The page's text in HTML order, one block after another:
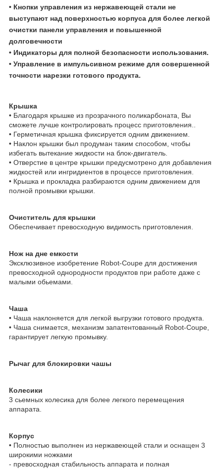
• Кнопки управления из нержавеющей стали не
выступают над поверхностью корпуса для более легкой
очистки панели управления и повышенной
долговечности
• Индикаторы для полной безопасности использования.
• Управление в импульсивном режиме для совершенной
точности нарезки готового продукта.
Крышка
• Благодаря крышке из прозрачного поликарбоната, Вы
сможете лучше контролировать процесс приготовления..
• Герметичная крышка фиксируется одним движением.
• Наклон крышки был продуман таким способом, чтобы
избегать вытекание жидкости на блок-двигатель.
• Отверстие в центре крышки предусмотрено для добавления
жидкостей или ингридиентов в процессе приготовления.
• Крышка и прокладка разбираются одним движением для
полной промывки крышки.
Очиститель для крышки
Обеспечивает превосходную видимость приготовления.
Нож на дне емкости
Эксклюзивное изобретение Robot-Coupe для достижения
превосходной однородности продуктов при работе даже с
малыми обьемами.
Чаша
• Чаша наклоняется для легкой выгрузки готового продукта.
• Чаша снимается, механизм запатентованный Robot-Coupe,
гарантирует легкую промывку.
Рычаг для блокировки чашы
Колесики
3 сьемных колесика для более легкого перемещения
аппарата.
Корпус
• Полностью выполнен из нержавеющей стали и оснащен 3
широкими ножками
- превосходная стабильность аппарата и полная